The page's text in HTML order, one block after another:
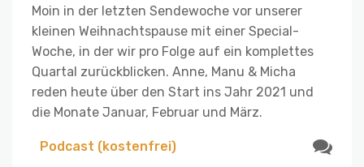
Moin in der letzten Sendewoche vor unserer
kleinen Weihnachtspause mit einer Special-
Woche, in der wir pro Folge auf ein komplettes
Quartal zurückblicken. Anne, Manu & Micha
reden heute über den Start ins Jahr 2021 und
die Monate Januar, Februar und März.
Podcast (kostenfrei)